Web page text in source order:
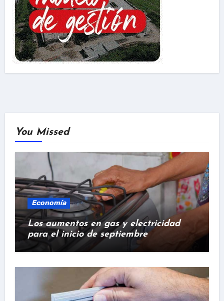
You Missed
Economía
Los aumentos en gas y electricidad
para el inicio de septiembre